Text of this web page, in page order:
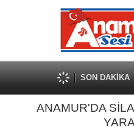
SON DAKİKA
ANAMUR'DA